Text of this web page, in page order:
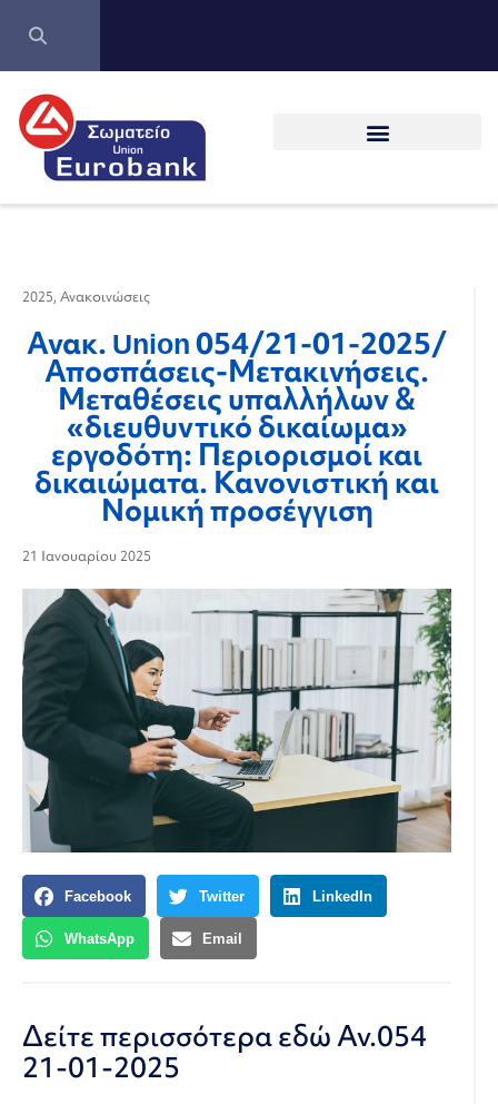
2025, Ανακοινώσεις
Ανακ. Union 054/21-01-2025/
Αποσπάσεις-Μετακινήσεις.
Μεταθέσεις υπαλλήλων &
«διευθυντικό δικαίωμα»
εργοδότη: Περιορισμοί και
δικαιώματα. Κανονιστική και
Νομική προσέγγιση
21 Ιανουαρίου 2025
Facebook Twitter LinkedIn
WhatsApp Email
Δείτε περισσότερα εδώΑν.054
21-01-2025